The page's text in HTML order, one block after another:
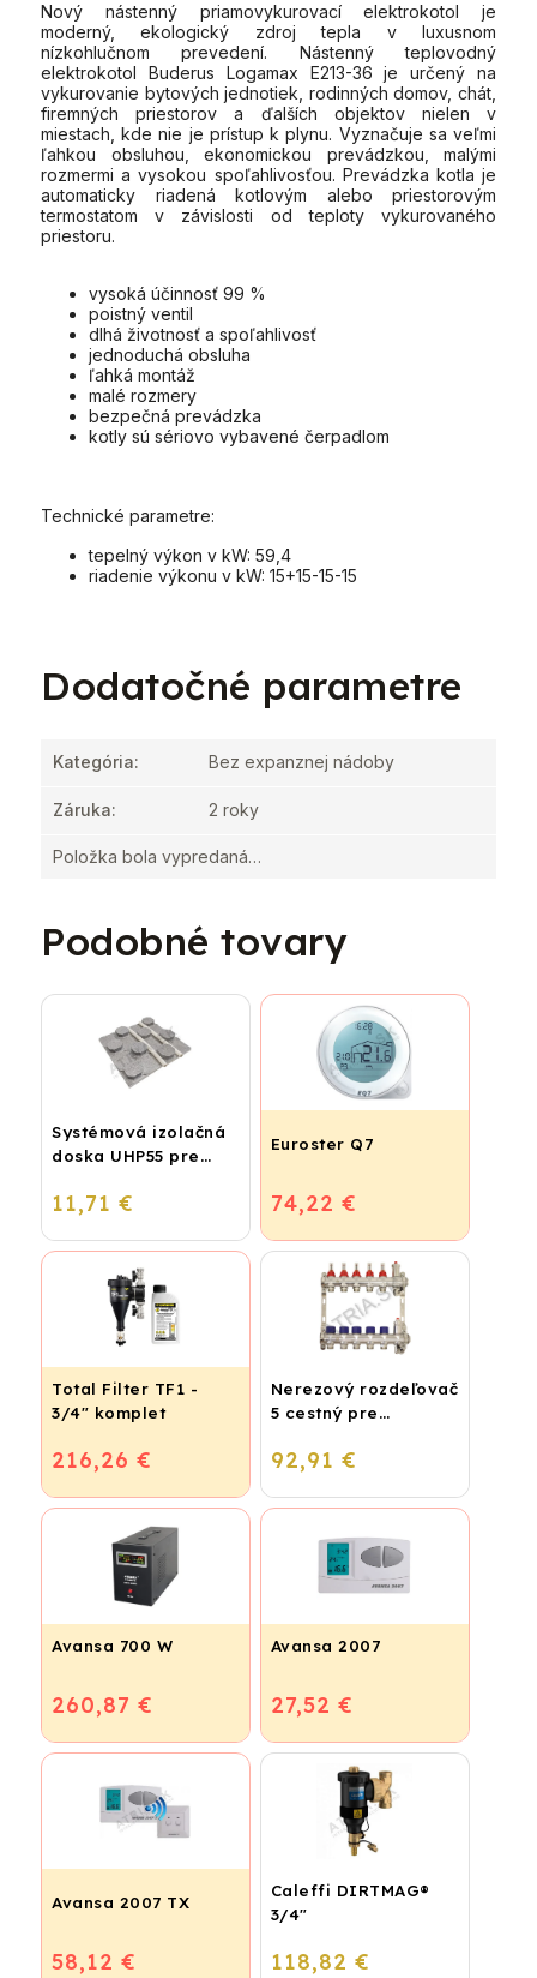
Nový nástenný priamovykurovací elektrokotol je
moderný, ekologický zdroj tepla v luxusnom
nízkohlučnom prevedení. Nástenný teplovodný
elektrokotol Buderus Logamax E213-36 je určený na
vykurovanie bytových jednotiek, rodinných domov, chát,
firemných priestorov a ďalších objektov nielen v
miestach, kde nie je prístup k plynu. Vyznačuje sa veľmi
ľahkou obsluhou, ekonomickou prevádzkou, malými
rozmermi a vysokou spoľahlivosťou. Prevádzka kotla je
automaticky riadená kotlovým alebo priestorovým
termostatom v závislosti od teploty vykurovaného
priestoru.
vysoká účinnosť 99 %
poistný ventil
dlhá životnosť a spoľahlivosť
jednoduchá obsluha
ľahká montáž
malé rozmery
bezpečná prevádzka
kotly sú sériovo vybavené čerpadlom
Technické parametre:
tepelný výkon v kW: 59,4
riadenie výkonu v kW: 15+15-15-15
Dodatočné parametre
Kategória: Bez expanznej nádoby
Záruka: 2 roky
Položka bola vypredaná…
Podobné tovary
Systémová izolačná
doska UHP55 pre
(STIROTERMAL
11,71 €
Euroster Q7
74,22 €
Total Filter TF1 -
3/4" komplet
216,26 €
Nerezový rozdeľovač
5 cestný pre
vykurovanie
92,91 €
Avansa 700 W
260,87 €
Avansa 2007
27,52 €
Avansa 2007 TX
58,12 €
Caleffi DIRTMAG®
3/4"
118,82 €